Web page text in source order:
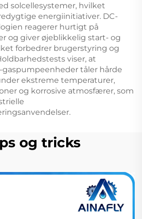
solcellesystemer, hvilket
energiinitiativer. DC-
reagerer hurtigt på
og giver øjeblikkelig start- og
forbedrer brugerstyring og
viser, at
tåler hårde
ekstreme temperaturer,
og korrosive atmosfærer, som
og tricks